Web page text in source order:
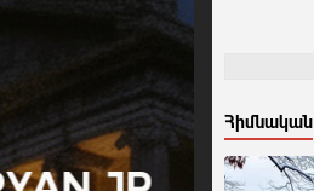
Հիմնական